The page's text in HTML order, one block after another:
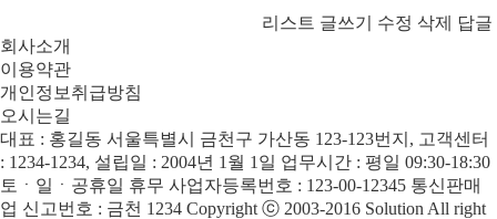
리스트 글쓰기 수정 삭제 답글
회사소개
이용약관
개인정보취급방침
오시는길
대표 : 홍길동 서울특별시 금천구 가산동 123-123번지, 고객센터
: 1234-1234, 설립일 : 2004년 1월 1일 업무시간 : 평일 09:30-18:30
토ㆍ일ㆍ공휴일 휴무 사업자등록번호 : 123-00-12345 통신판매
업 신고번호 : 금천 1234 Copyright ⓒ 2003-2016 Solution All right